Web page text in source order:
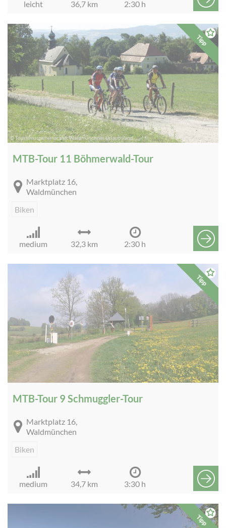
leicht 36,7 km 2:30 h
Tipp
© Tourismusgemeinschaft Waldmünchner Urlaubsland
MTB-Tour 11 Böhmerwald-Tour
Marktplatz 16,
Waldmünchen
Biken
medium 32,3 km 2:30 h
Tipp
MTB-Tour 9 Schmuggler-Tour
Marktplatz 16,
Waldmünchen
Biken
medium 34,7 km 3:30 h
Tipp